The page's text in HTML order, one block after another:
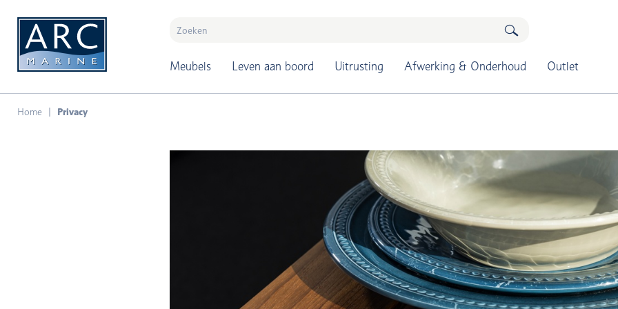
Meubels Leven aan boord Uitrusting Afwerking & Onderhoud Outlet
Home Privacy